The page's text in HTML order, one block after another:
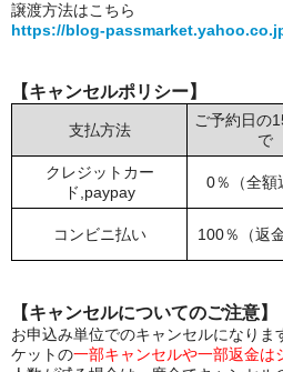
譲渡方法はこちら
https://blog-
【キャンセルポリシー】
支払方法
ご予約日の
で
クレジットカー
ド,paypay
0％（全額
コンビニ払い 100％（返
【キャンセルについてのご注意】
お申込み単位でのキャンセルになりま
ケットの一部キャンセルや一部返金は